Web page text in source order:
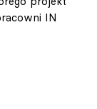
IN